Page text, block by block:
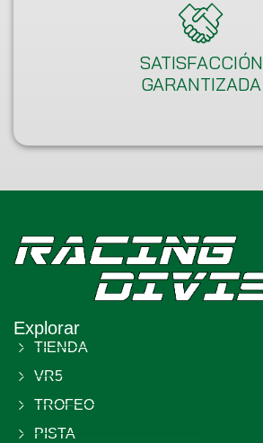
SATISFACCIÓN
GARANTIZADA
Explorar
TIENDA
VR5
TROFEO
PISTA